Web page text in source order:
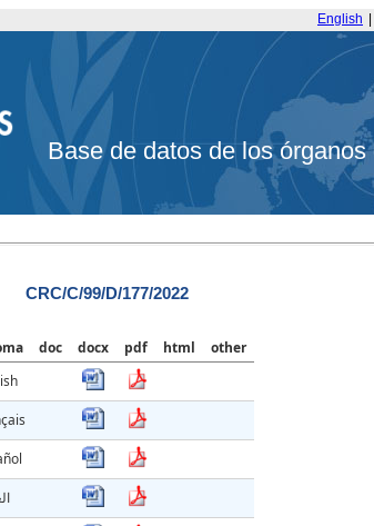
English
Base de datos de los
CRC/C/99/D/177/2022
doc docx pdf html
other